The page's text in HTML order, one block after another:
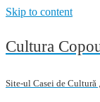
Skip to content
Cultura
Site-ul Casei de